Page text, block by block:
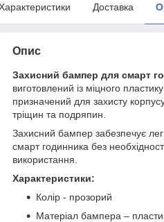
Доставка
Опис
Захисний бампер для смарт
виготовлений із міцного пластику
призначений для захисту корпусу
тріщин та подряпин.
Захисний бампер забезпечує
смарт годинника без
використання.
Характеристики:
Колір - прозорий
Матеріал бампера –